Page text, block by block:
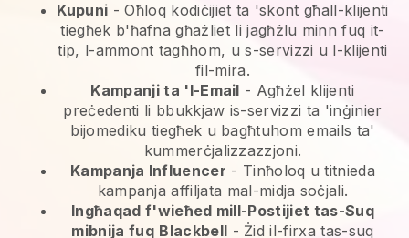
Kupuni - Oħloq kodiċijiet ta 'skont għall-klijenti
tiegħek b'ħafna għażliet li jagħżlu minn fuq it-
tip, l-ammont tagħhom, u s-servizzi u l-klijenti
fil-mira.
Kampanji ta 'l-Email - Agħżel klijenti
preċedenti li bbukkjaw is-servizzi ta 'inġinier
bijomediku tiegħek u bagħtuhom emails ta'
kummerċjalizzazzjoni.
Kampanja Influencer - Tinħoloq u titnieda
kampanja affiljata mal-midja soċjali.
Ingħaqad f'wieħed mill-Postijiet tas-Suq
mibnija fuq Blackbell - Żid il-firxa tas-suq